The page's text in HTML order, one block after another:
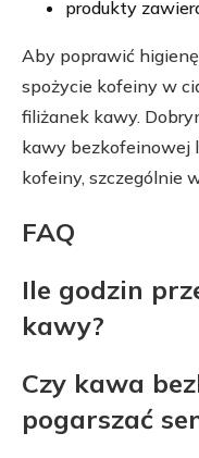
produkty
Aby poprawić
spożycie kofeiny w
filiżanek kawy.
kawy bezkofeinowej
kofeiny, szczególnie
FAQ
Ile godzin
kawy?
Czy kawa
pogarszać